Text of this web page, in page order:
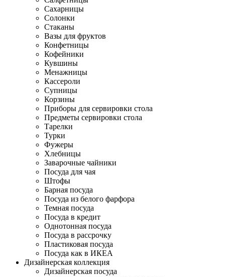
Сахарницы
Солонки
Стаканы
Вазы для фруктов
Конфетницы
Кофейники
Кувшины
Менажницы
Кассероли
Супницы
Корзины
Приборы для сервировки стола
Предметы сервировки стола
Тарелки
Турки
Фужеры
Хлебницы
Заварочные чайники
Посуда для чая
Штофы
Барная посуда
Посуда из белого фарфора
Темная посуда
Посуда в кредит
Однотонная посуда
Посуда в рассрочку
Пластиковая посуда
Посуда как в ИКЕА
Дизайнерская коллекция
Дизайнерская посуда